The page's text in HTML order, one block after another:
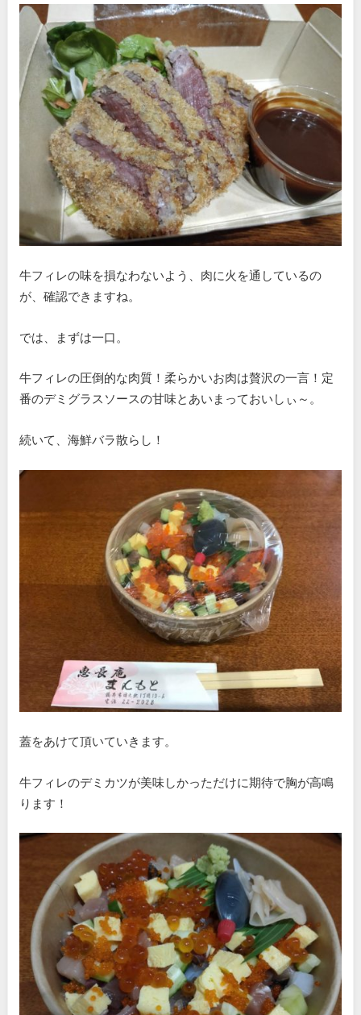
牛フィレの味を損なわないよう、肉に火を通しているの
が、確認できますね。
では、まずは一口。
牛フィレの圧倒的な肉質！柔らかいお肉は贅沢の一言！定
番のデミグラスソースの甘味とあいまっておいしぃ～。
続いて、海鮮バラ散らし！
蓋をあけて頂いていきます。
牛フィレのデミカツが美味しかっただけに期待で胸が高鳴
ります！